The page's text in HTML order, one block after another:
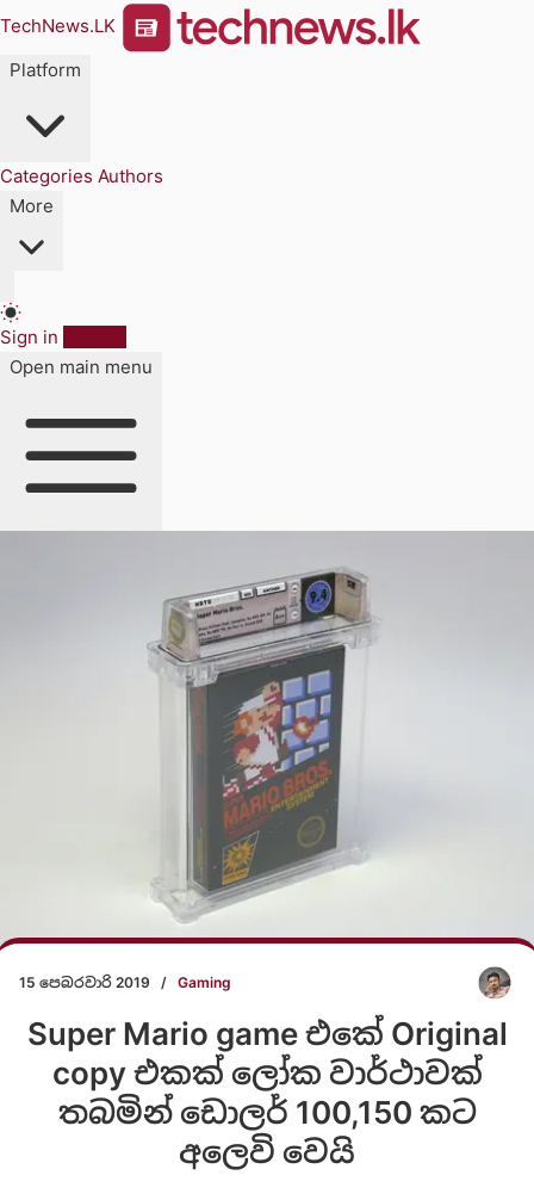
TechNews.LK
Platform
Categories Authors
More
Sign in
Open main menu
15 පෙබරවාරි 2019 / Gaming
Super Mario game එකේ Original
copy එකක් ලෝක වාර්ථාවක්
තබමින් ඩොලර් 100,150 කට
අලෙවි වෙයි